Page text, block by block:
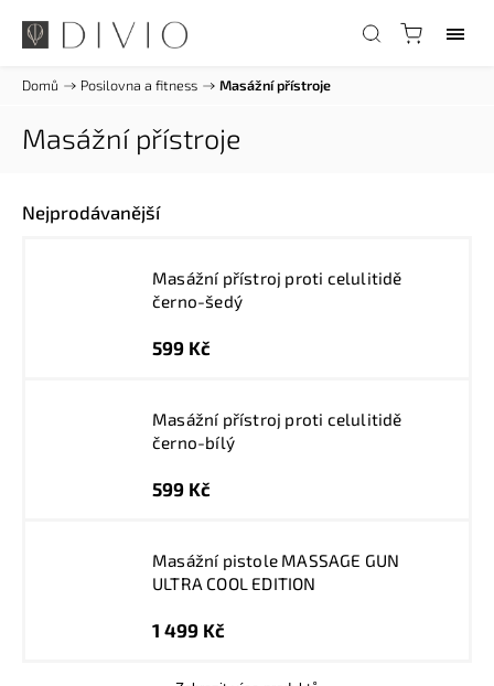
Domů / Posilovna a fitness / Masážní přístroje
Masážní přístroje
Nejprodávanější
Masážní přístroj proti celulitidě
černo-šedý
599 Kč
Masážní přístroj proti celulitidě
černo-bílý
599 Kč
Masážní pistole MASSAGE GUN
ULTRA COOL EDITION
1 499 Kč